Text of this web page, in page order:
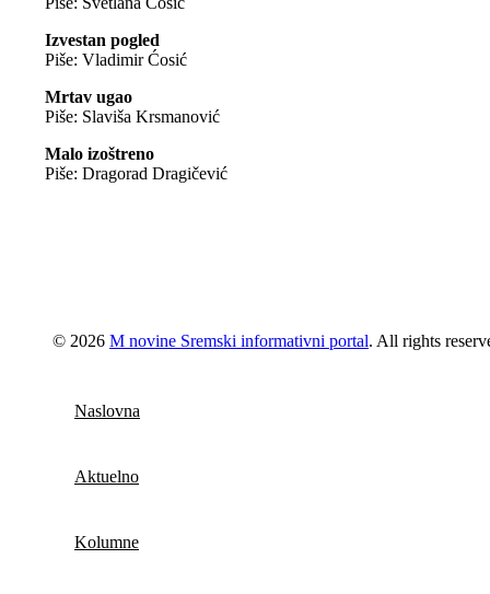
Izvestan pogled
Piše: Vladimir Ćosić
Mrtav ugao
Piše: Slaviša Krsmanović
Malo izoštreno
Piše: Dragorad Dragičević
© 2026 M novine Sremski informativni portal. All rights
Naslovna
Aktuelno
Kolumne